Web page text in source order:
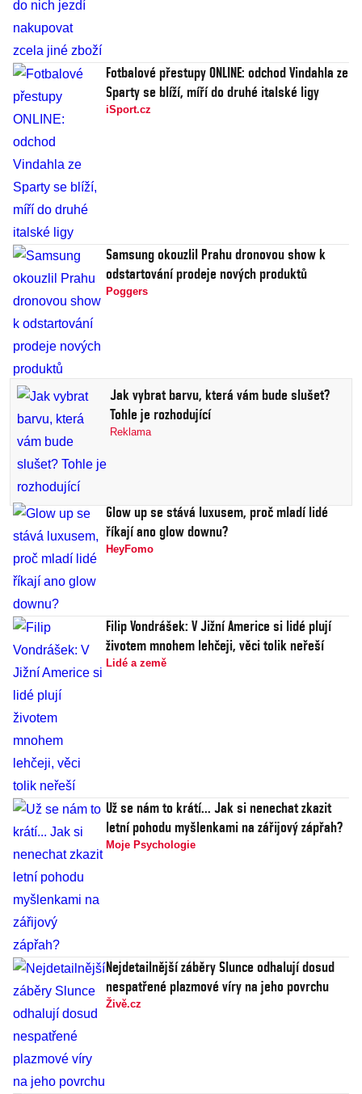
Fotbalové přestupy ONLINE: odchod Vindahla ze
Sparty se blíží, míří do druhé italské ligy
iSport.cz
Samsung okouzlil Prahu dronovou show k
odstartování prodeje nových produktů
Poggers
Jak vybrat barvu, která vám bude slušet?
Tohle je rozhodující
Reklama
Glow up se stává luxusem, proč mladí lidé
říkají ano glow downu?
HeyFomo
Filip Vondrášek: V Jižní Americe si lidé plují
životem mnohem lehčeji, věci tolik neřeší
Lidé a země
Už se nám to krátí... Jak si nenechat zkazit
letní pohodu myšlenkami na zářijový zápřah?
Moje Psychologie
Nejdetailnější záběry Slunce odhalují dosud
nespatřené plazmové víry na jeho povrchu
Živě.cz